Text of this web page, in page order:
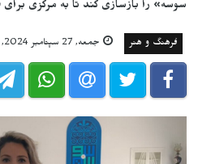
سوسه» را بازسازی کند تا به مرکزی
فرهنگ و هنر جمعه, 27 سپتامبر 2024, 16:30